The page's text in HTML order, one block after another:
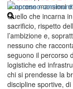
ricoprono mansioni
Quello che incarna
sacrificio, rispetto
l’ambizione e,
nessuno che
seguono il percorso
logistiche ed
chi si prendesse la
discipline sportive,